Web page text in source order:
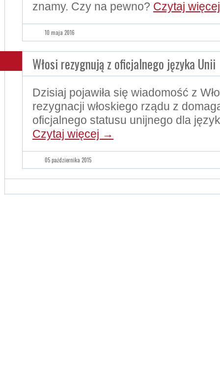
znamy. Czy na pewno? Czytaj
10 maja 2016
Włosi rezygnują z oficjalnego języka Unii
Dzisiaj pojawiła się wiadomość z
rezygnacji włoskiego rządu z
oficjalnego statusu unijnego dla
Czytaj więcej →
05 października 2015